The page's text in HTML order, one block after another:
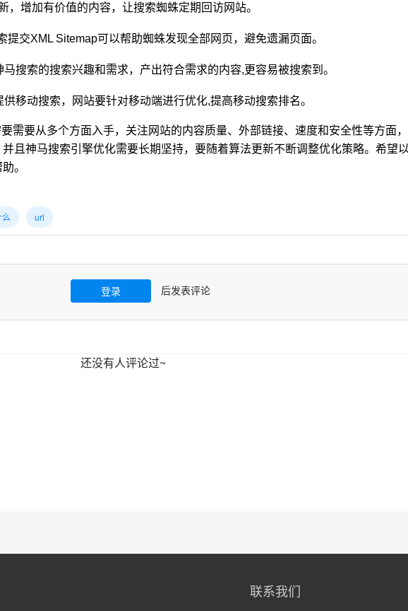
，增加有价值的内容，让搜索蜘蛛定期回访网站。
提交XML Sitemap可以帮助蜘蛛发现全部网页，避免遗漏页面。
马搜索的搜索兴趣和需求，产出符合需求的内容,更容易被搜索到。
移动搜索，网站要针对移动端进行优化,提高移动搜索排名。
需要从多个方面入手，关注网站的内容质量、外部链接、速度和安全性等方面，
并且神马搜索引擎优化需要长期坚持，要随着算法更新不断调整优化策略。希望
。
url
登录 后发表评论
还没有人评论过~
联系我们